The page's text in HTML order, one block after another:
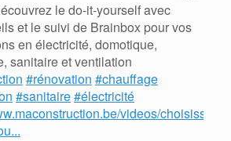
le do-it-yourself avec
et le suivi de Brainbox pour vos
en électricité, domotique,
sanitaire et ventilation
#rénovation #chauffage
#sanitaire#électricité
videos/choisissez-